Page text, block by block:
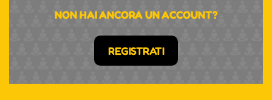
NON HAI ANCORA UN ACCOUNT?
REGISTRATI